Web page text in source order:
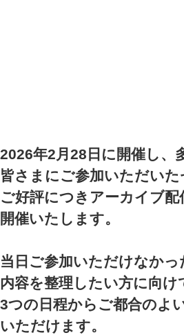
2026年2月28日に開催し、
皆さまにご参加いただいた
ご好評につきアーカイブ
開催いたします。
当日ご参加いただけなか
内容を整理したい方に向け
3つの日程からご都合のよ
いただけます。